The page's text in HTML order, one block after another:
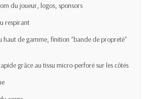
du joueur, logos, sponsors
respirant
haut de gamme, finition "bande de propreté"
grâce au tissu micro-perforé sur les côtés